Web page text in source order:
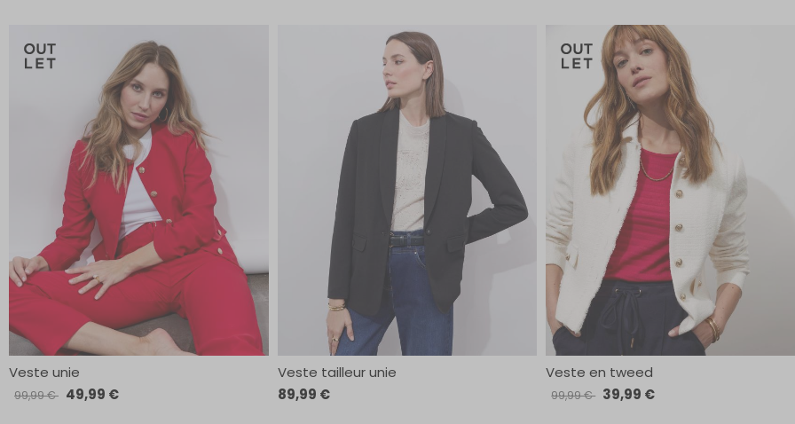
Veste unie
99,99 € 49,99 €
Veste tailleur unie
89,99 €
Veste en tweed
99,99 € 39,99 €